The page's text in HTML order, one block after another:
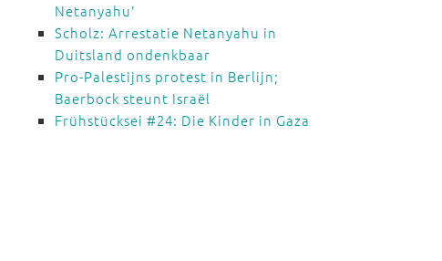
Netanyahu'
Scholz: Arrestatie Netanyahu in
Duitsland ondenkbaar
Pro-Palestijns protest in Berlijn;
Baerbock steunt Israël
Frühstücksei #24: Die Kinder in Gaza